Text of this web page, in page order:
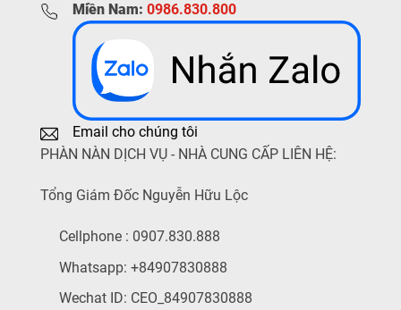
Miền Nam: 0986.830.800
Email cho chúng tôi
PHÀN NÀN DỊCH VỤ - NHÀ CUNG CẤP LIÊN HỆ:
Tổng Giám Đốc Nguyễn Hữu Lộc
Cellphone : 0907.830.888
Whatsapp: +84907830888
Wechat ID: CEO_84907830888